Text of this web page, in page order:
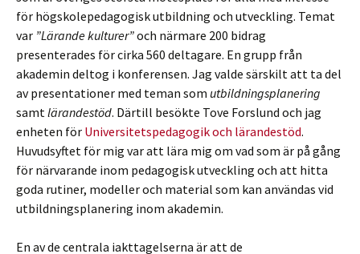
för högskolepedagogisk utbildning och utveckling. Temat
var ”Lärande kulturer”och närmare 200 bidrag
presenterades för cirka 560 deltagare. En grupp från
akademin deltog i konferensen. Jag valde särskilt att ta del
av presentationer med teman som utbildningsplanering
samtlärandestöd. Därtill besökte Tove Forslund och jag
enheten för Universitetspedagogik och lärandestöd.
Huvudsyftet för mig var att lära mig om vad som är på gång
för närvarande inom pedagogisk utveckling och att hitta
goda rutiner, modeller och material som kan användas vid
utbildningsplanering inom akademin.
En av de centrala iakttagelserna är att de